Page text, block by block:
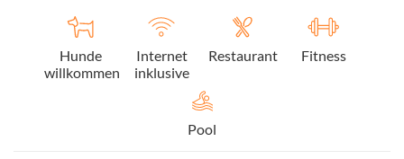
Hunde
willkommen
Internet
inklusive
Restaurant Fitness
Pool